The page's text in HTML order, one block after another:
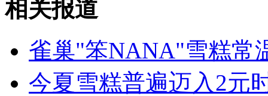
山西运城恶犬咬伤多人 警民合力深夜将其击毙
相关报道
雀巢"笨NANA"雪糕常
今夏雪糕普遍迈入2元